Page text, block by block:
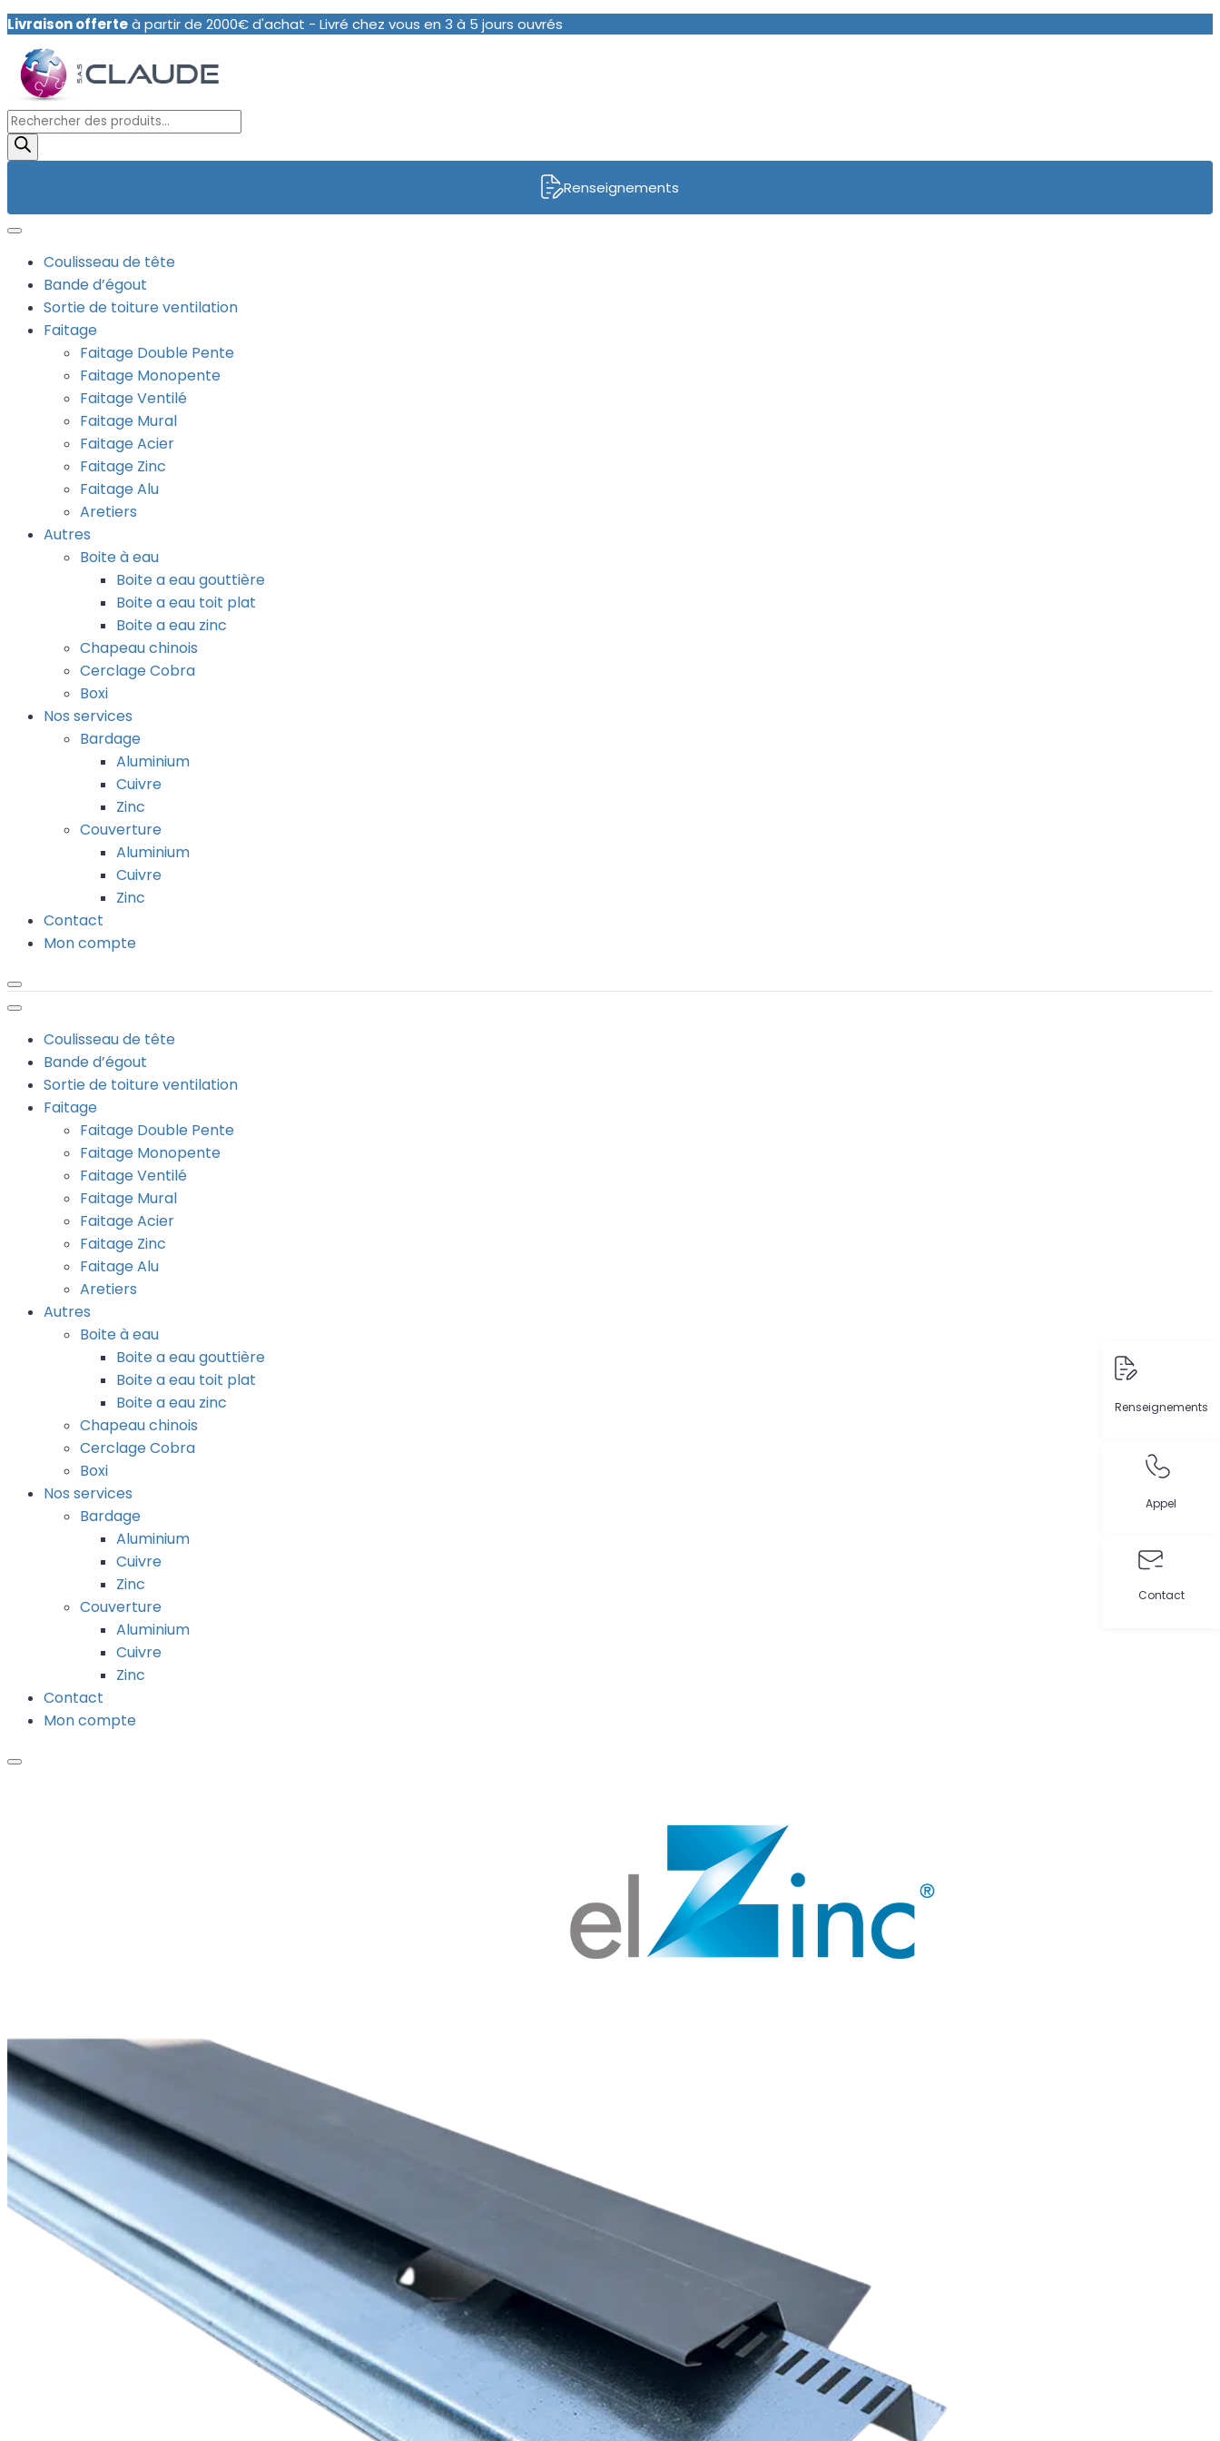
Livraison offerteà partir de 2000€ d'achat - Livré chez vous en 3 à 5 jours ouvrés
Recherche
de
produits
Renseignements
Coulisseau de tête
Bande d’égout
Sortie de toiture ventilation
Faitage
Faitage Double Pente
Faitage Monopente
Faitage Ventilé
Faitage Mural
Faitage Acier
Faitage Zinc
Faitage Alu
Aretiers
Autres
Boite à eau
Boite a eau gouttière
Boite a eau toit plat
Boite a eau zinc
Chapeau chinois
Cerclage Cobra
Boxi
Nos services
Bardage
Aluminium
Cuivre
Zinc
Couverture
Aluminium
Cuivre
Zinc
Contact
Mon compte
Coulisseau de tête
Bande d’égout
Sortie de toiture ventilation
Faitage
Faitage Double Pente
Faitage Monopente
Faitage Ventilé
Faitage Mural
Faitage Acier
Faitage Zinc
Faitage Alu
Aretiers
Autres
Boite à eau
Boite a eau gouttière
Boite a eau toit plat
Boite a eau zinc
Chapeau chinois
Cerclage Cobra
Boxi
Nos services
Bardage
Aluminium
Cuivre
Zinc
Couverture
Aluminium
Cuivre
Zinc
Contact
Mon compte
Renseignements
Appel
Contact